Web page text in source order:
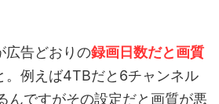
広告どおりの録画日数だと画質
。例えば4TBだと6チャンネル
んですがその設定だと画質が悪